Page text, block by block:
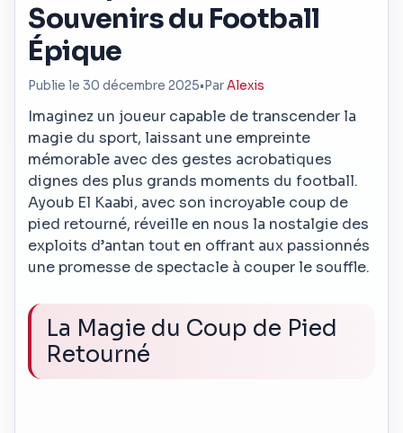
Souvenirs du Football
Épique
Publie le 30 décembre 2025• ParAlexis
Imaginez un joueur capable de transcender la
magie du sport, laissant une empreinte
mémorable avec des gestes acrobatiques
dignes des plus grands moments du football.
Ayoub El Kaabi, avec son incroyable coup de
pied retourné, réveille en nous la nostalgie des
exploits d’antan tout en offrant aux passionnés
une promesse de spectacle à couper le souffle.
La Magie du Coup de Pied
Retourné